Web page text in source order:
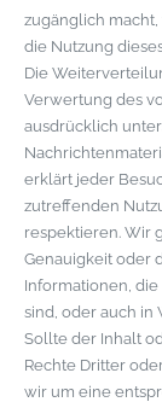
zugänglich
die Nutzung
Die
Verwertung des
ausdrücklich
erklärt jeder
zutreffenden
respektieren. Wir
Genauigkeit oder
Informationen,
sind, oder auch in
Sollte der Inhalt
Rechte Dritter
wir um eine